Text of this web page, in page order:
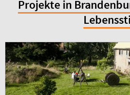
Projekte in